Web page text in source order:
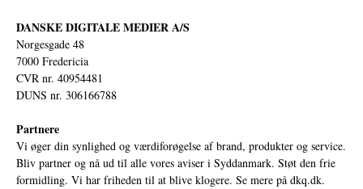
DANSKE DIGITALE MEDIER A/S
Norgesgade 48
7000 Fredericia
CVR nr. 40954481
DUNS nr. 306166788
Partnere
Vi øger din synlighed og værdiforøgelse af brand, produkter og service.
Bliv partner og nå ud til alle vores aviser i Syddanmark. Støt den frie
formidling. Vi har friheden til at blive klogere. Se mere på dkq.dk.